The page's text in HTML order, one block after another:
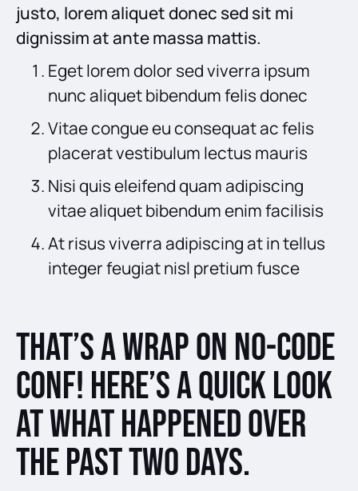
justo, lorem aliquet donec sed sit mi
dignissim at ante massa mattis.
Eget lorem dolor sed viverra ipsum
nunc aliquet bibendum felis donec
Vitae congue eu consequat ac felis
placerat vestibulum lectus mauris
Nisi quis eleifend quam adipiscing
vitae aliquet bibendum enim facilisis
At risus viverra adipiscing at in tellus
integer feugiat nisl pretium fusce
That’s a wrap on No-Code
Conf! Here’s a quick look
at what happened over
the past two days.